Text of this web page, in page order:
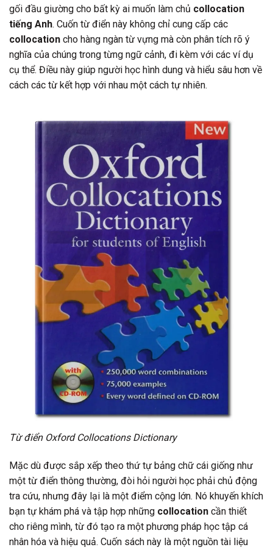
gối đầu giường cho bất kỳ ai muốn làm chủ collocation
tiếng Anh. Cuốn từ điển này không chỉ cung cấp các
collocation cho hàng ngàn từ vựng mà còn phân tích rõ ý
nghĩa của chúng trong từng ngữ cảnh, đi kèm với các ví dụ
cụ thể. Điều này giúp người học hình dung và hiểu sâu hơn về
cách các từ kết hợp với nhau một cách tự nhiên.
Từ điển Oxford Collocations Dictionary
Mặc dù được sắp xếp theo thứ tự bảng chữ cái giống như
một từ điển thông thường, đòi hỏi người học phải chủ động
tra cứu, nhưng đây lại là một điểm cộng lớn. Nó khuyến khích
bạn tự khám phá và tập hợp những collocation cần thiết
cho riêng mình, từ đó tạo ra một phương pháp học tập cá
nhân hóa và hiệu quả. Cuốn sách này là một nguồn tài liệu